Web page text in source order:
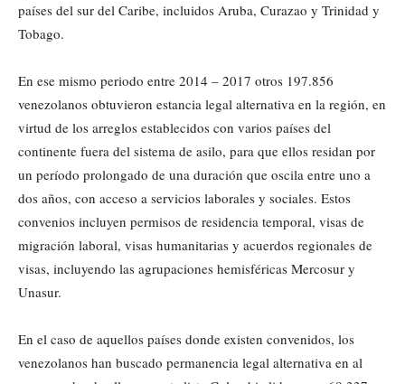
países del sur del Caribe, incluidos Aruba, Curazao y Trinidad y
Tobago.
En ese mismo periodo entre 2014 – 2017 otros 197.856
venezolanos obtuvieron estancia legal alternativa en la región, en
virtud de los arreglos establecidos con varios países del
continente fuera del sistema de asilo, para que ellos residan por
un período prolongado de una duración que oscila entre uno a
dos años, con acceso a servicios laborales y sociales. Estos
convenios incluyen permisos de residencia temporal, visas de
migración laboral, visas humanitarias y acuerdos regionales de
visas, incluyendo las agrupaciones hemisféricas Mercosur y
Unasur.
En el caso de aquellos países donde existen convenidos, los
venezolanos han buscado permanencia legal alternativa en al